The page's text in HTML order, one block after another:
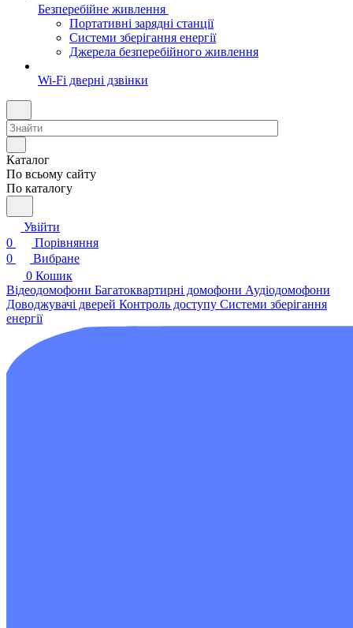
Безперебійне живлення
Портативні зарядні станції
Системи зберігання енергії
Джерела безперебійного живлення
Wi-Fi дверні дзвінки
Каталог
По всьому сайту
По каталогу
Увійти
0
Порівняння
0
Вибране
0 Кошик
Відеодомофони Багатоквартирні домофони Аудіодомофони
Доводжувачі дверей Контроль доступу Системи зберігання
енергії